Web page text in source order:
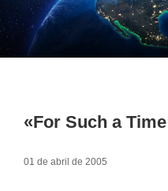
«For Such a
01 de abril de 2005